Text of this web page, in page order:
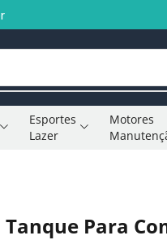
Esportes
Lazer
Motores
Tanque Para